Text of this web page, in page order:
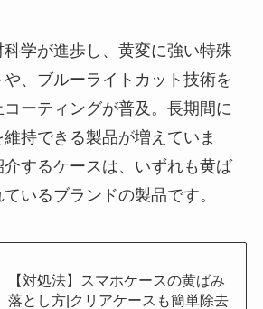
科学が進歩し、黄変に強い特殊
、ブルーライトカット技術を
ーティングが普及。長期間に
持できる製品が増えていま
するケースは、いずれも黄ば
いるブランドの製品です。
【対処法】スマホケースの黄ばみ
落とし方|クリアケースも簡単除去